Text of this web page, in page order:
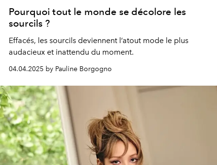
Pourquoi tout le monde se décolore les
sourcils ?
Effacés, les sourcils deviennent l’atout mode le plus
audacieux et inattendu du moment.
04.04.2025 by Pauline Borgogno